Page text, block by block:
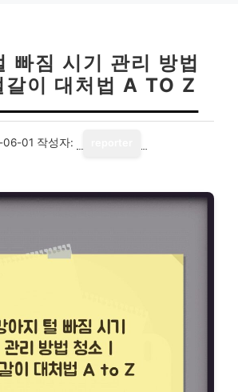
빠짐 시기 관리 방법
이 대처법 A TO Z
06-01 작성자: